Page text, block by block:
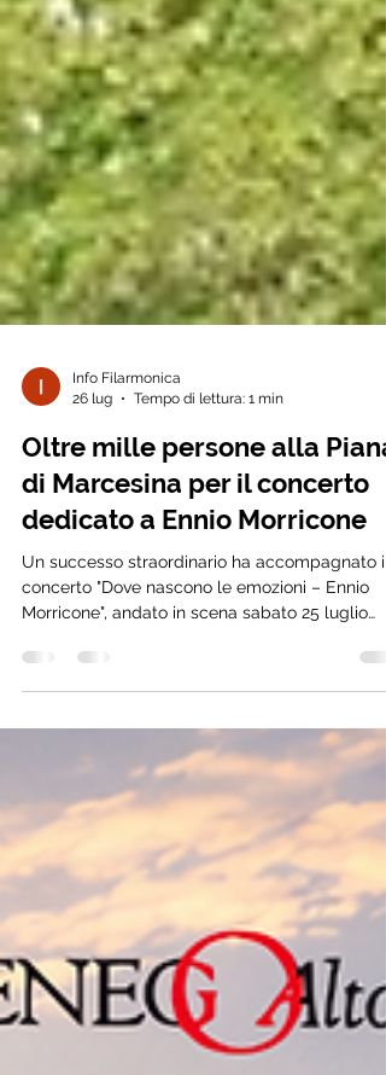
Info Filarmonica
26 lug
Tempo di lettura: 1 min
Oltre mille persone alla Piana
dedicato a Ennio Morricone
Un successo straordinario ha accompagnato il
nella splendida cornice della Piana di
condividere una serata all'insegna della grande
musica e della bellezza del territorio.
L'Orchestra a Fiati Filarmonica Bassanese,
diretta dal Maestro Davide Pauletto, ha
accompagnato il pubblico in un intenso viaggio
attraverso le più celebri colonne sono